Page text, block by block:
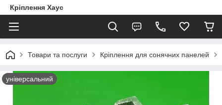
Кріплення Хаус
Товари та послуги Кріплення для сонячних панелей
універсальний